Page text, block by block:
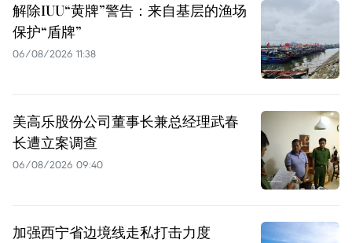
解除IUU“黄牌”警告：来自基层的渔场
保护“盾牌”
06/08/2026 11:38
美高乐股份公司董事长兼总经理武春
长遭立案调查
06/08/2026 09:40
加强西宁省边境线走私打击力度